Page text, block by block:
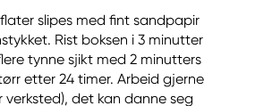
slipes med fint sandpapir
Rist boksen i 3 minutter
tynne sjikt med 2 minutters
etter 24 timer. Arbeid gjerne
det kan danne seg